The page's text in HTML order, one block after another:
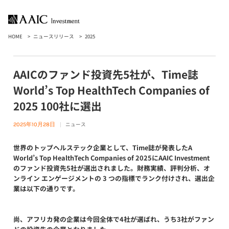
HOME ニュースリリース 2025
AAICのファンド投資先5社が、Time誌
World’s Top HealthTech Companies of
2025 100社に選出
2025年10月28日 ニュース
世界のトップヘルステック企業として、Time誌が発表したA
World’s Top HealthTech Companies of 2025にAAIC Investment
のファンド投資先5社が選出されました。財務実績、評判分析、オ
ンライン エンゲージメントの 3 つの指標でランク付けされ、選出企
業は以下の通りです。
尚、アフリカ発の企業は今回全体で4社が選ばれ、うち3社がファン